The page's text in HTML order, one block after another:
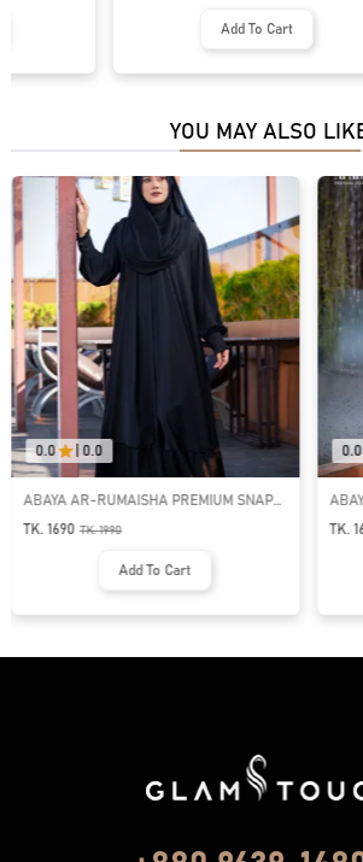
YOU MAY ALSO
0.0 0.0
ABAYA AR-RUMAISHA PREMIUM SNAP
BUTTON ABAYA
TK. 1690 TK.1990
Add To Cart
0.0
TK.